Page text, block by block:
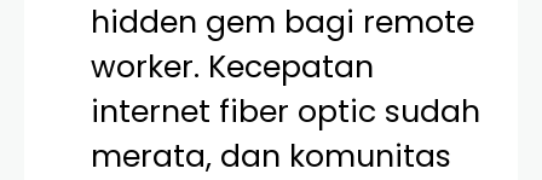
hidden gem bagi remote
worker. Kecepatan
internet fiber optic sudah
merata, dan komunitas